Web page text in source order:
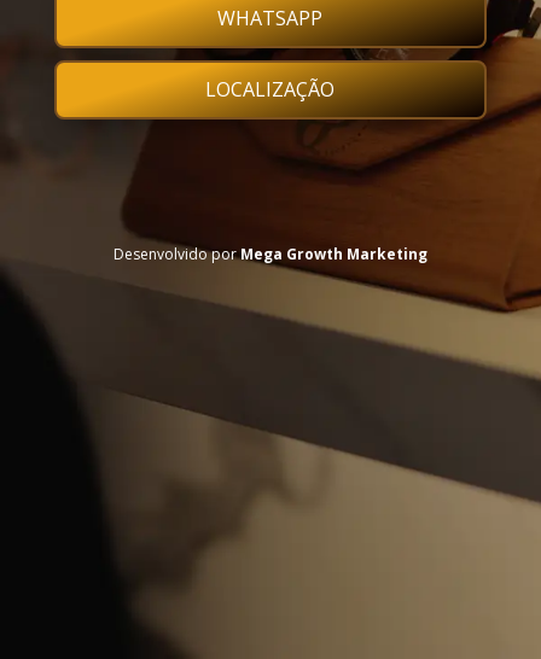
WHATSAPP
LOCALIZAÇÃO
Desenvolvido porMega Growth Marketing